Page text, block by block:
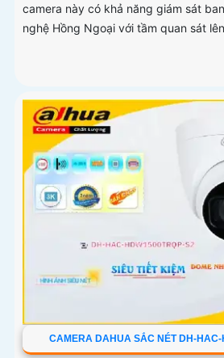
camera này có khả năng giám sát
nghệ Hồng Ngoại với tầm quan sát
CAMERA DAHUA SẮC NÉT DH-